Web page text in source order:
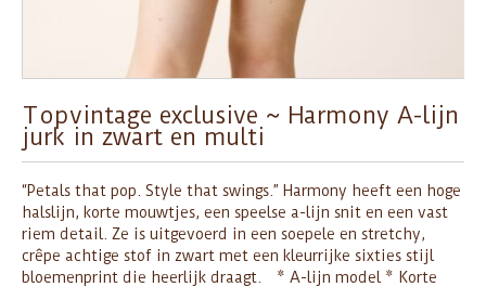
Topvintage exclusive ~ Harmony A-lijn
jurk in zwart en multi
“Petals that pop. Style that swings.” Harmony heeft een hoge
halslijn, korte mouwtjes, een speelse a-lijn snit en een vast
riem detail. Ze is uitgevoerd in een soepele en stretchy,
crêpe achtige stof in zwart met een kleurrijke sixties stijl
bloemenprint die heerlijk draagt. * A-lijn model * Korte